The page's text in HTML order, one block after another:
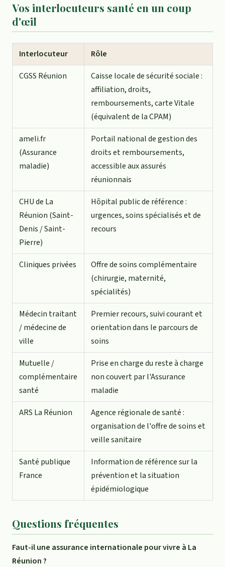
Vos interlocuteurs santé en un coup
d'œil
Interlocuteur
Rôle
CGSS Réunion
Caisse locale de sécurité sociale :
affiliation, droits,
remboursements, carte Vitale
(équivalent de la CPAM)
ameli.fr
(Assurance
maladie)
Portail national de gestion des
droits et remboursements,
accessible aux assurés
réunionnais
CHU de La
Réunion (Saint-
Denis / Saint-
Pierre)
Hôpital public de référence :
urgences, soins spécialisés et de
recours
Cliniques privées
Offre de soins complémentaire
(chirurgie, maternité,
spécialités)
Médecin traitant
/ médecine de
ville
Premier recours, suivi courant et
orientation dans le parcours de
soins
Mutuelle /
complémentaire
santé
Prise en charge du reste à charge
non couvert par l'Assurance
maladie
ARS La Réunion
Agence régionale de santé :
organisation de l'offre de soins et
veille sanitaire
Santé publique
France
Information de référence sur la
prévention et la situation
épidémiologique
Questions fréquentes
Faut-il une assurance internationale pour vivre à La
Réunion ?